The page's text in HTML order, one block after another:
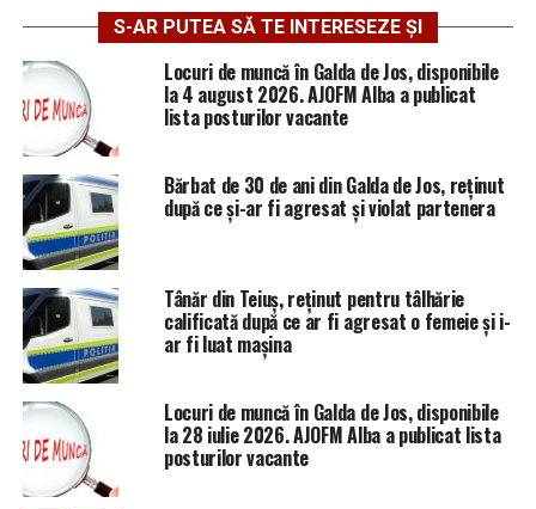
S-AR PUTEA SĂ TE INTERESEZE ȘI
Locuri de muncă în Galda de Jos, disponibile
la 4 august 2026. AJOFM Alba a publicat
lista posturilor vacante
Bărbat de 30 de ani din Galda de Jos, reținut
după ce și-ar fi agresat și violat partenera
Tânăr din Teiuș, reținut pentru tâlhărie
calificată după ce ar fi agresat o femeie și i-
ar fi luat mașina
Locuri de muncă în Galda de Jos, disponibile
la 28 iulie 2026. AJOFM Alba a publicat lista
posturilor vacante